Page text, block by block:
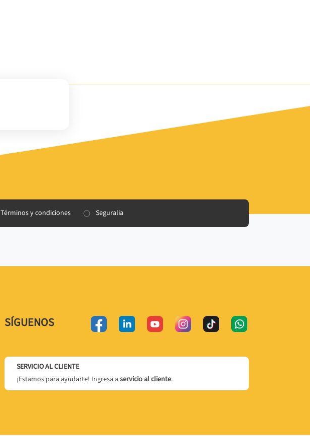
Términos y condiciones Seguralia
SÍGUENOS
SERVICIO AL CLIENTE
¡Estamos para ayudarte! Ingresa a servicio al cliente.